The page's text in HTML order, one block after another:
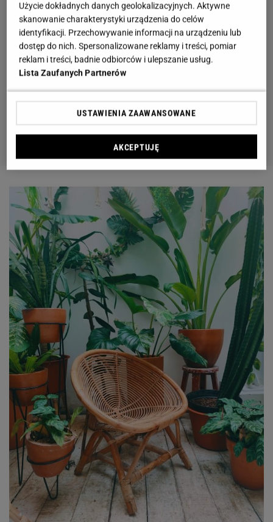
Użycie dokładnych danych geolokalizacyjnych. Aktywne
skanowanie charakterystyki urządzenia do celów
identyfikacji. Przechowywanie informacji na urządzeniu lub
dostęp do nich. Spersonalizowane reklamy i treści, pomiar
reklam i treści, badnie odbiorców i ulepszanie usług.
Lista Zaufanych Partnerów
USTAWIENIA ZAAWANSOWANE
AKCEPTUJĘ